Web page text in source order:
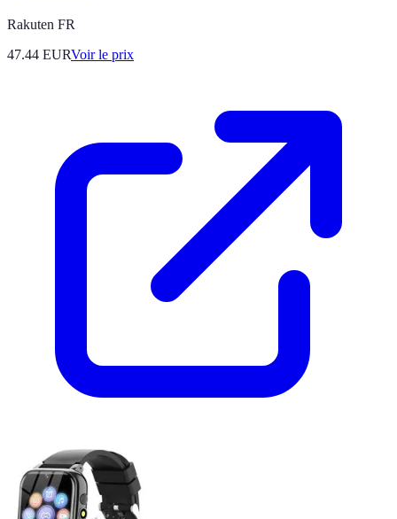
Rakuten FR
47.44 EURVoir le prix